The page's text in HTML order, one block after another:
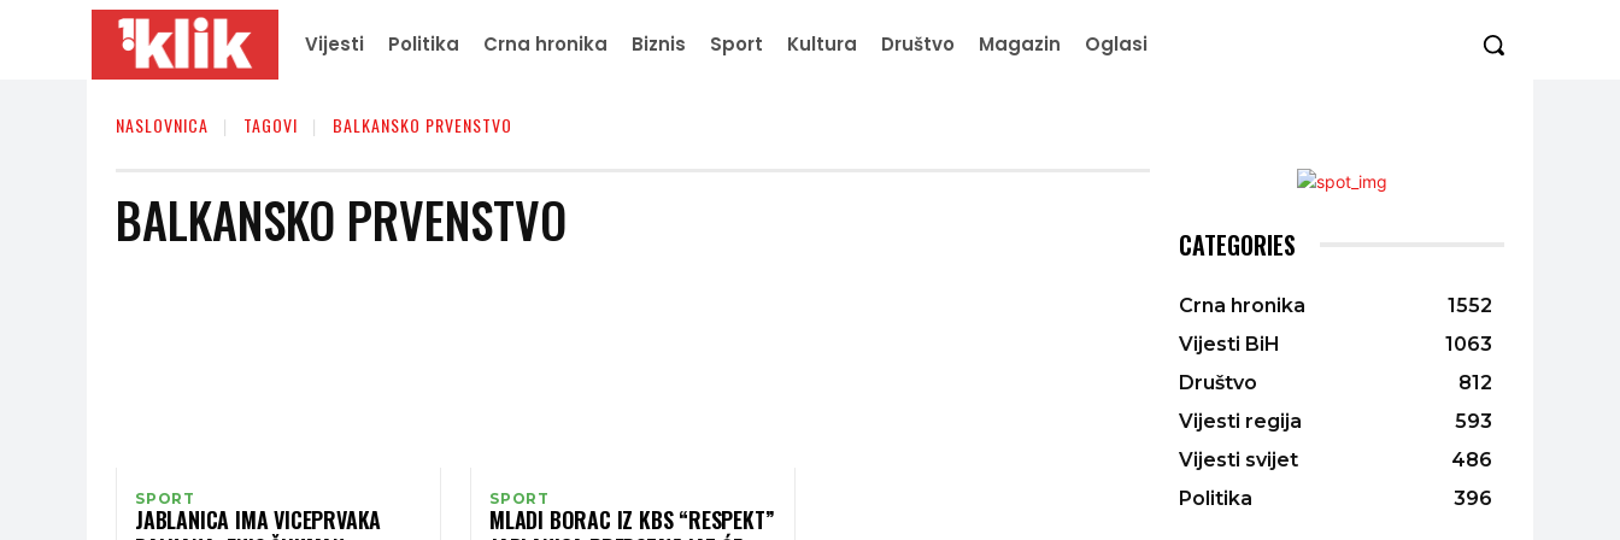
Vijesti Politika Crna hronika Biznis Sport Kultura Društvo Magazin Oglasi
NASLOVNICA TAGOVI BALKANSKO PRVENSTVO
BALKANSKO PRVENSTVO
SPORT
JABLANICA IMA VICEPRVAKA
SPORT
MLADI BORAC IZ KBS “RESPEKT”
CATEGORIES
Crna hronika
1552
Vijesti BiH
1063
Društvo
812
Vijesti regija
593
Vijesti svijet
486
Politika
396